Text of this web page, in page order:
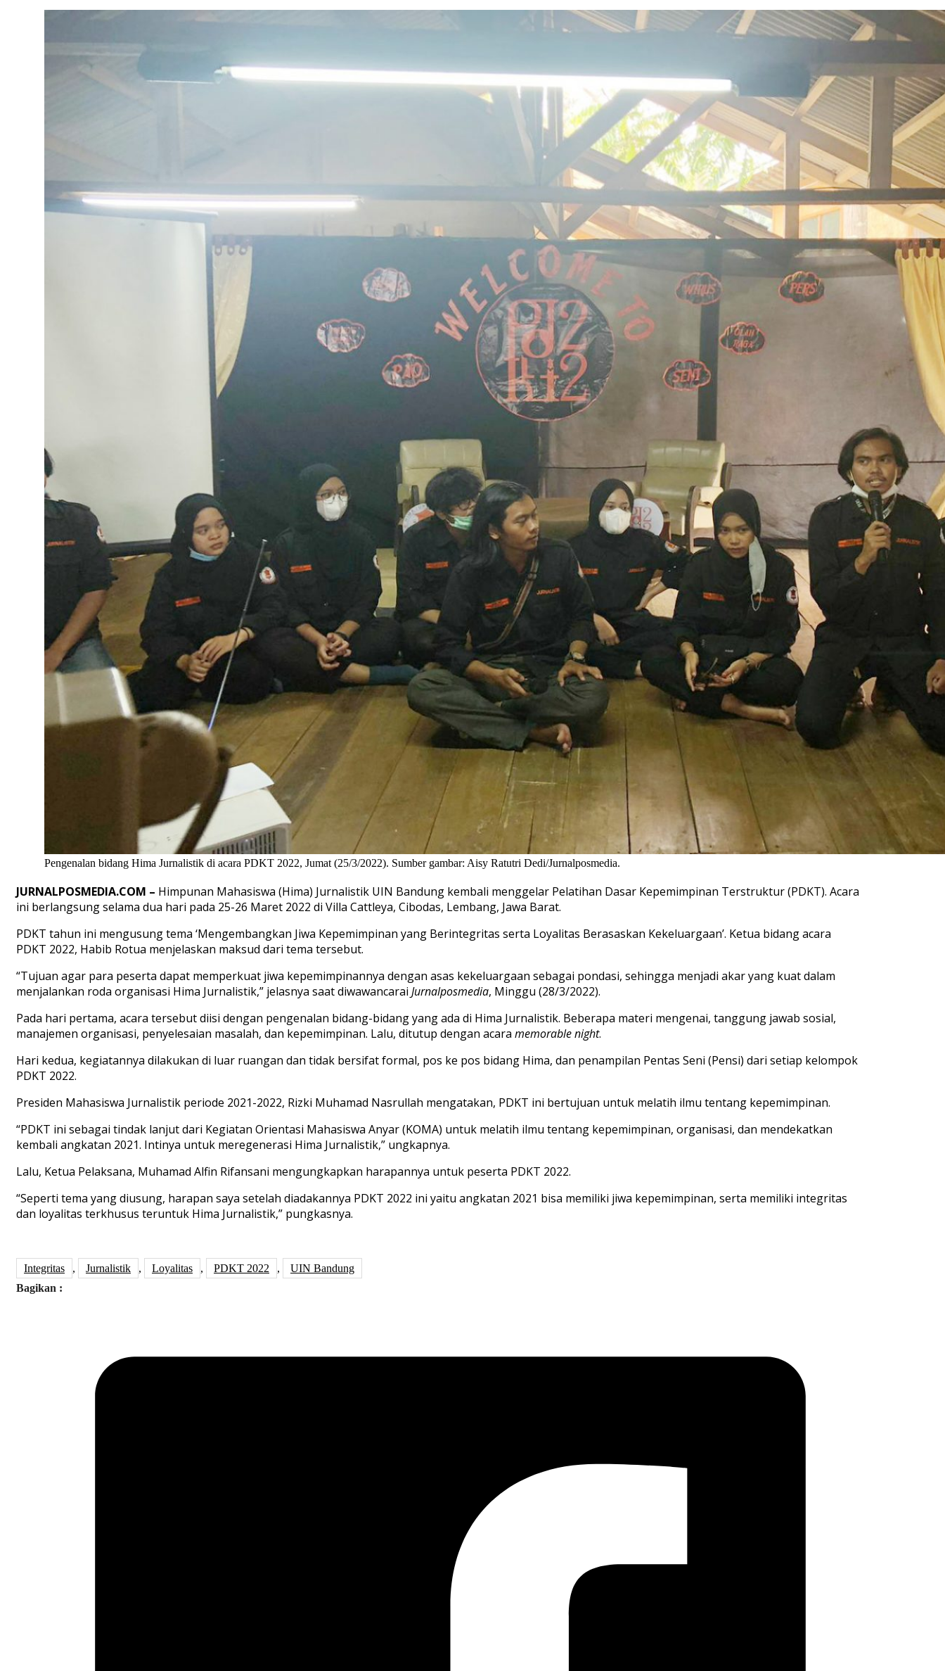
Pengenalan bidang Hima Jurnalistik di acara PDKT 2022, Jumat (25/3/2022). Sumber gambar: Aisy Ratutri Dedi/Jurnalposmedia.
JURNALPOSMEDIA.COM – Himpunan Mahasiswa (Hima) Jurnalistik UIN Bandung kembali menggelar Pelatihan Dasar Kepemimpinan Terstruktur (PDKT). Acara
ini berlangsung selama dua hari pada 25-26 Maret 2022 di Villa Cattleya, Cibodas, Lembang, Jawa Barat.
PDKT tahun ini mengusung tema ‘Mengembangkan Jiwa Kepemimpinan yang Berintegritas serta Loyalitas Berasaskan Kekeluargaan’. Ketua bidang acara
PDKT 2022, Habib Rotua menjelaskan maksud dari tema tersebut.
“Tujuan agar para peserta dapat memperkuat jiwa kepemimpinannya dengan asas kekeluargaan sebagai pondasi, sehingga menjadi akar yang kuat dalam
menjalankan roda organisasi Hima Jurnalistik,” jelasnya saat diwawancarai Jurnalposmedia, Minggu (28/3/2022).
Pada hari pertama, acara tersebut diisi dengan pengenalan bidang-bidang yang ada di Hima Jurnalistik. Beberapa materi mengenai, tanggung jawab sosial,
manajemen organisasi, penyelesaian masalah, dan kepemimpinan. Lalu, ditutup dengan acara memorable night.
Hari kedua, kegiatannya dilakukan di luar ruangan dan tidak bersifat formal, pos ke pos bidang Hima, dan penampilan Pentas Seni (Pensi) dari setiap kelompok
PDKT 2022.
Presiden Mahasiswa Jurnalistik periode 2021-2022, Rizki Muhamad Nasrullah mengatakan, PDKT ini bertujuan untuk melatih ilmu tentang kepemimpinan.
“PDKT ini sebagai tindak lanjut dari Kegiatan Orientasi Mahasiswa Anyar (KOMA) untuk melatih ilmu tentang kepemimpinan, organisasi, dan mendekatkan
kembali angkatan 2021. Intinya untuk meregenerasi Hima Jurnalistik,” ungkapnya.
Lalu, Ketua Pelaksana, Muhamad Alfin Rifansani mengungkapkan harapannya untuk peserta PDKT 2022.
“Seperti tema yang diusung, harapan saya setelah diadakannya PDKT 2022 ini yaitu angkatan 2021 bisa memiliki jiwa kepemimpinan, serta memiliki integritas
dan loyalitas terkhusus teruntuk Hima Jurnalistik,” pungkasnya.
Integritas , Jurnalistik , Loyalitas , PDKT 2022 ,
UIN Bandung
Bagikan :